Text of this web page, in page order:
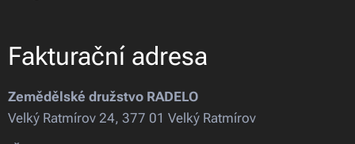
Fakturační adresa
Zemědělské družstvo RADELO
Velký Ratmírov 24, 377 01 Velký Ratmírov